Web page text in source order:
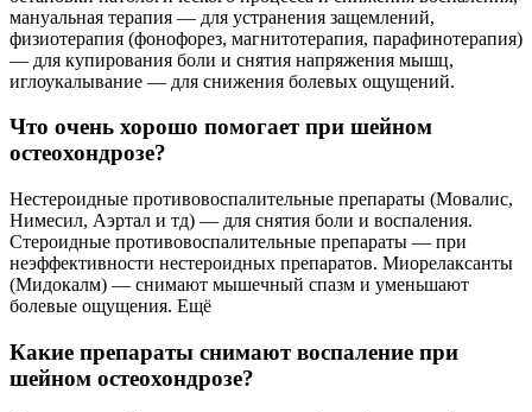
мануальная терапия — для устранения защемлений,
физиотерапия (фонофорез, магнитотерапия, парафинотерапия)
— для купирования боли и снятия напряжения мышц,
иглоукалывание — для снижения болевых ощущений.
Что очень хорошо помогает при шейном
остеохондрозе?
Нестероидные противовоспалительные препараты (Мовалис,
Нимесил, Аэртал и тд) — для снятия боли и воспаления.
Стероидные противовоспалительные препараты — при
неэффективности нестероидных препаратов. Миорелаксанты
(Мидокалм) — снимают мышечный спазм и уменьшают
болевые ощущения. Ещё
Какие препараты снимают воспаление при
шейном остеохондрозе?